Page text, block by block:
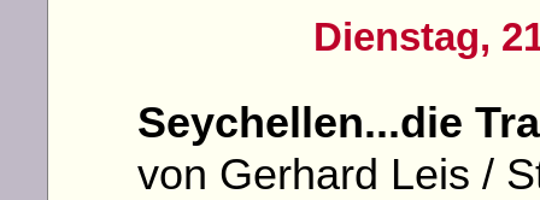
Dienstag,
Seychellen...die
von Gerhard Leis /